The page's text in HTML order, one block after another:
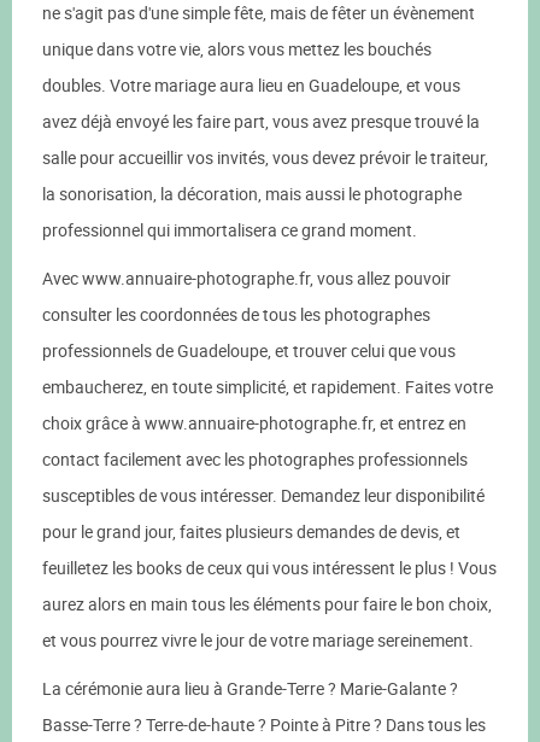
ne s'agit pas d'une simple fête, mais de fêter un évènement
unique dans votre vie, alors vous mettez les bouchés
doubles. Votre mariage aura lieu en Guadeloupe, et vous
avez déjà envoyé les faire part, vous avez presque trouvé la
salle pour accueillir vos invités, vous devez prévoir le traiteur,
la sonorisation, la décoration, mais aussi le photographe
professionnel qui immortalisera ce grand moment.
Avec www.annuaire-photographe.fr, vous allez pouvoir
consulter les coordonnées de tous les photographes
professionnels de Guadeloupe, et trouver celui que vous
embaucherez, en toute simplicité, et rapidement. Faites votre
choix grâce à www.annuaire-photographe.fr, et entrez en
contact facilement avec les photographes professionnels
susceptibles de vous intéresser. Demandez leur disponibilité
pour le grand jour, faites plusieurs demandes de devis, et
feuilletez les books de ceux qui vous intéressent le plus ! Vous
aurez alors en main tous les éléments pour faire le bon choix,
et vous pourrez vivre le jour de votre mariage sereinement.
La cérémonie aura lieu à Grande-Terre ? Marie-Galante ?
Basse-Terre ? Terre-de-haute ? Pointe à Pitre ? Dans tous les